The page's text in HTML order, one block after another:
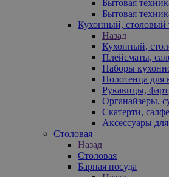
Бытовая
Бытовая
Кухонный, столовый
Назад
Кухонный,
Плейсматы,
Наборы
Полотенца для
Рукавицы,
Органайзеры,
Скатерти,
Аксессуары для
Столовая
Назад
Столовая
Барная посуда